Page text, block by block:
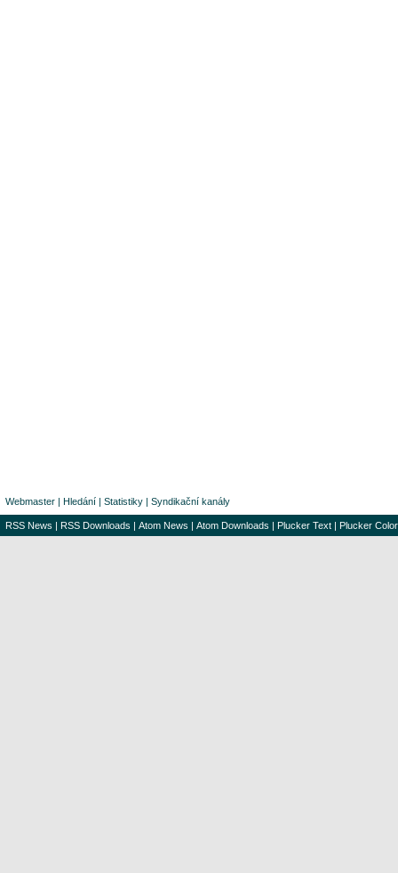
Webmaster | Hledání | Statistiky | Syndikační kanály
RSS News | RSS Downloads | Atom News | Atom Downloads | Plucker Text | Plucker Color